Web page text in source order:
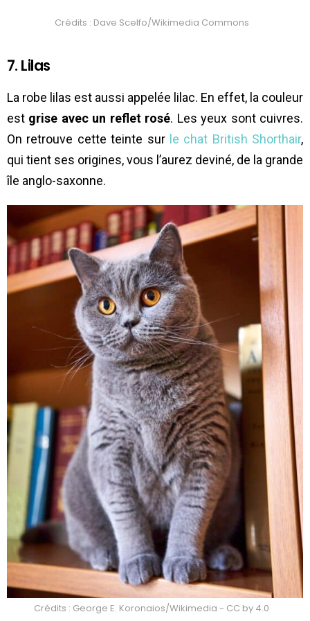
Crédits : Dave Scelfo/Wikimedia Commons
7. Lilas
La robe lilas est aussi appelée lilac. En effet, la couleur
est grise avec un reflet rosé. Les yeux sont cuivres.
On retrouve cette teinte sur le chat British Shorthair,
qui tient ses origines, vous l’aurez deviné, de la grande
île anglo-saxonne.
Crédits : George E. Koronaios/Wikimedia - CC by 4.0